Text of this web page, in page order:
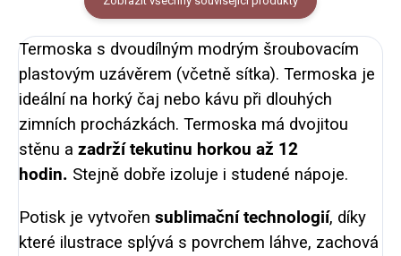
Termoska s dvoudílným modrým šroubovacím
plastovým uzávěrem (včetně sítka). Termoska je
ideální na horký čaj nebo kávu při dlouhých
zimních procházkách. Termoska má dvojitou
stěnu a zadrží tekutinu horkou až 12
hodin. Stejně dobře izoluje i studené nápoje.
Potisk je vytvořen sublimační technologií, díky
které ilustrace splývá s povrchem láhve, zachová